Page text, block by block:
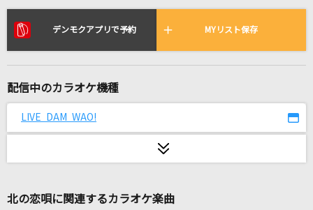
リアルタイムで歌われている曲の一覧
WILL
六ノ輪
デンモクアプリで予約 MYリスト保存
配信中のカラオケ機種
LIVE DAM WAO!
北の恋唄に関連するカラオケ楽曲